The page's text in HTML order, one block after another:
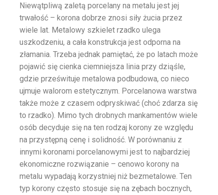
Niewątpliwą zaletą porcelany na metalu jest jej
trwałość – korona dobrze znosi siły żucia przez
wiele lat. Metalowy szkielet rzadko ulega
uszkodzeniu, a cała konstrukcja jest odporna na
złamania​. Trzeba jednak pamiętać, że po latach może
pojawić się cienka ciemniejsza linia przy dziąśle,
gdzie prześwituje metalowa podbudowa, co nieco
ujmuje walorom estetycznym. Porcelanowa warstwa
także może z czasem odpryskiwać (choć zdarza się
to rzadko). Mimo tych drobnych mankamentów wiele
osób decyduje się na ten rodzaj korony ze względu
na przystępną cenę i solidność. W porównaniu z
innymi koronami porcelanowymi jest to najbardziej
ekonomiczne rozwiązanie – cenowo korony na
metalu wypadają korzystniej niż bezmetalowe. Ten
typ korony często stosuje się na zębach bocznych,